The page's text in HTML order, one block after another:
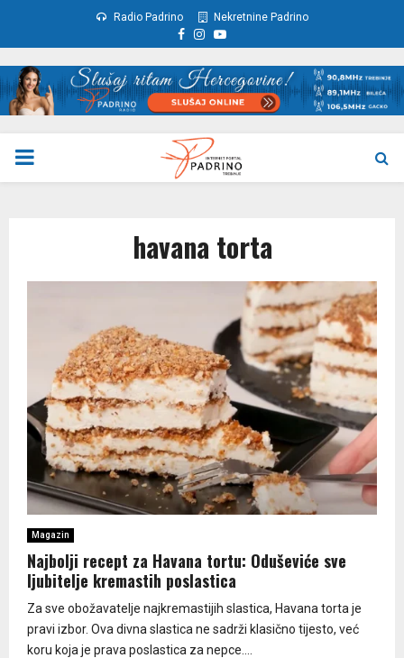
Radio Padrino Nekretnine Padrino
Facebook
Instagram
Youtube
PRIMARY
havana torta
Magazin
Najbolji recept za Havana tortu: Oduševiće sve
ljubitelje kremastih poslastica
Za sve obožavatelje najkremastijih slastica, Havana torta je
pravi izbor. Ova divna slastica ne sadrži klasično tijesto, već
koru koja je prava poslastica za nepce....